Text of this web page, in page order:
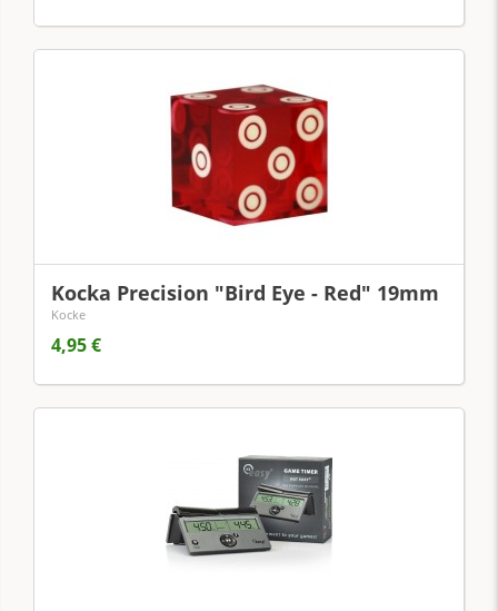
Kocka Precision "Bird Eye - Red" 19mm
Kocke
4,95 €